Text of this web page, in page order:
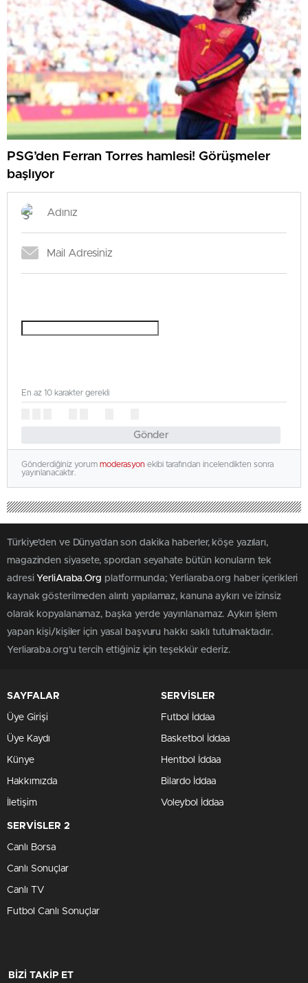
PSG’den Ferran Torres hamlesi! Görüşmeler
başlıyor
Gönder
En az 10 karakter gerekli
Gönderdiğiniz yorum moderasyon ekibi tarafından incelendikten sonra
yayınlanacaktır.
Türkiye'den ve Dünya’dan son dakika haberler, köşe yazıları,
magazinden siyasete, spordan seyahate bütün konuların tek
adresi YerliAraba.Org platformunda; Yerliaraba.org haber içerikleri
kaynak gösterilmeden alıntı yapılamaz, kanuna aykırı ve izinsiz
olarak kopyalanamaz, başka yerde yayınlanamaz. Aykırı işlem
yapan kişi/kişiler için yasal başvuru hakkı saklı tutulmaktadır.
Yerliaraba.org'u tercih ettiğiniz için teşekkür ederiz.
SAYFALAR
Üye Girişi
Üye Kaydı
Künye
Hakkımızda
İletişim
SERVİSLER
Futbol İddaa
Basketbol İddaa
Hentbol İddaa
Bilardo İddaa
Voleybol İddaa
SERVİSLER 2
Canlı Borsa
Canlı Sonuçlar
Canlı TV
Futbol Canlı Sonuçlar
BİZİ TAKİP ET